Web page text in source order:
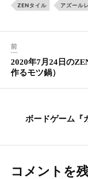
ZENタイル アズール
前
2020年7月24日の
作るモツ鍋）
ボードゲーム『
コメントを